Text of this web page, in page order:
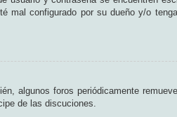
mal configurado por su dueño y/o
algunos foros periódicamente
de las discuciones.